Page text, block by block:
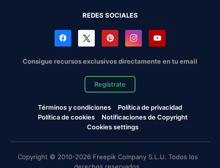
REDES SOCIALES
Consigue recursos exclusivos directamente en tu email
Regístrate
Términos y condiciones
Política de privacidad
Política de cookies
Notificaciones de Copyright
Cookies settings
Copyright © 2010-2026 Freepik Company S.L.U. Todos los